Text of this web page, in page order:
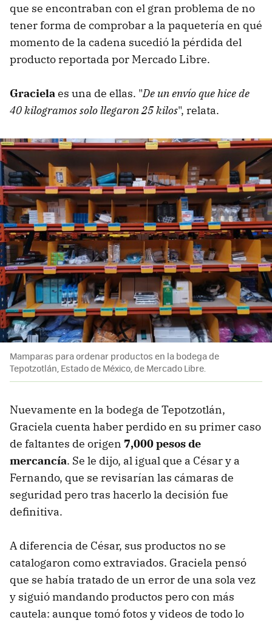
que se encontraban con el gran problema de no
tener forma de comprobar a la paquetería en qué
momento de la cadena sucedió la pérdida del
producto reportada por Mercado Libre.
Graciela es una de ellas. "De un envío que hice de
40 kilogramos solo llegaron 25 kilos", relata.
Mamparas para ordenar productos en la bodega de
Tepotzotlán, Estado de México, de Mercado Libre.
Nuevamente en la bodega de Tepotzotlán,
Graciela cuenta haber perdido en su primer caso
de faltantes de origen 7,000 pesos de
mercancía. Se le dijo, al igual que a César y a
Fernando, que se revisarían las cámaras de
seguridad pero tras hacerlo la decisión fue
definitiva.
A diferencia de César, sus productos no se
catalogaron como extraviados. Graciela pensó
que se había tratado de un error de una sola vez
y siguió mandando productos pero con más
cautela: aunque tomó fotos y videos de todo lo